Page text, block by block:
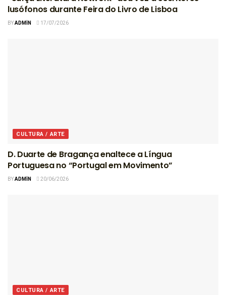
lusófonos durante Feira do Livro de Lisboa
BYADMIN 17/07/2026
CULTURA / ARTE
D. Duarte de Bragança enaltece a Língua
Portuguesa no “Portugal em Movimento”
BYADMIN 20/06/2026
CULTURA / ARTE